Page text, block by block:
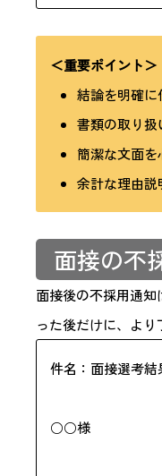
＜重要ポイント＞
結論を明確に
書類の取り
簡潔な文面を
余計な理由説
面接の不
面接後の不採用通
った後だけに、より
件名：面接選考
○○様